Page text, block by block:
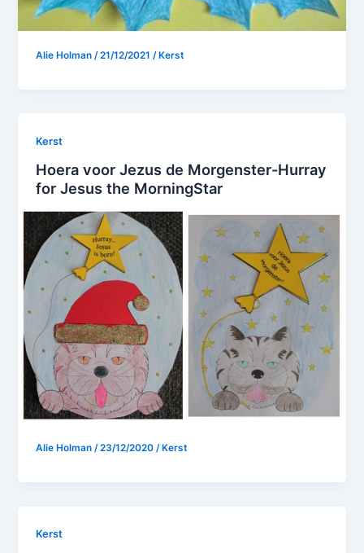
Alie Holman /21/12/2021 /Kerst
Kerst
Hoera voor Jezus de Morgenster-Hurray
for Jesus the MorningStar
Alie Holman /23/12/2020 /Kerst
Kerst